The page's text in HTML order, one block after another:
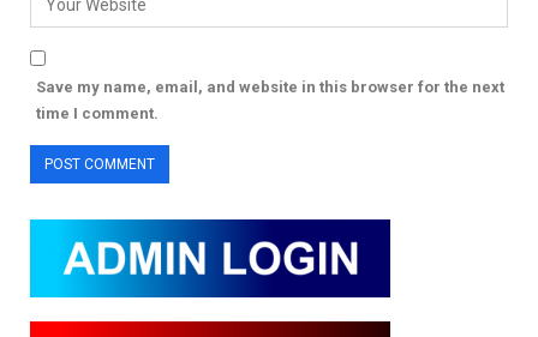
Save my name, email, and website in this browser for the next
time I comment.